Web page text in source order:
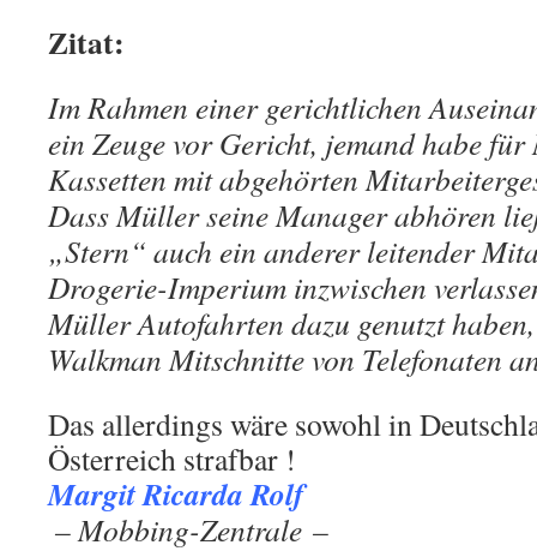
Zitat:
Im Rahmen einer gerichtlichen
ein Zeuge vor Gericht, jemand habe
Kassetten mit abgehörten
Dass Müller seine Manager abhören
„Stern“ auch ein anderer leitender
Drogerie-Imperium inzwischen
Müller Autofahrten dazu genutzt
Walkman Mitschnitte von Telefonaten
Das allerdings wäre sowohl in
Österreich strafbar !
Margit Ricarda Rolf
– Mobbing-Zentrale –